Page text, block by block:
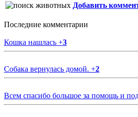
Добавить
Последние комментарии
Кошка нашлась +3
Собака вернулась домой. +2
Всем спасибо большое за помощь и